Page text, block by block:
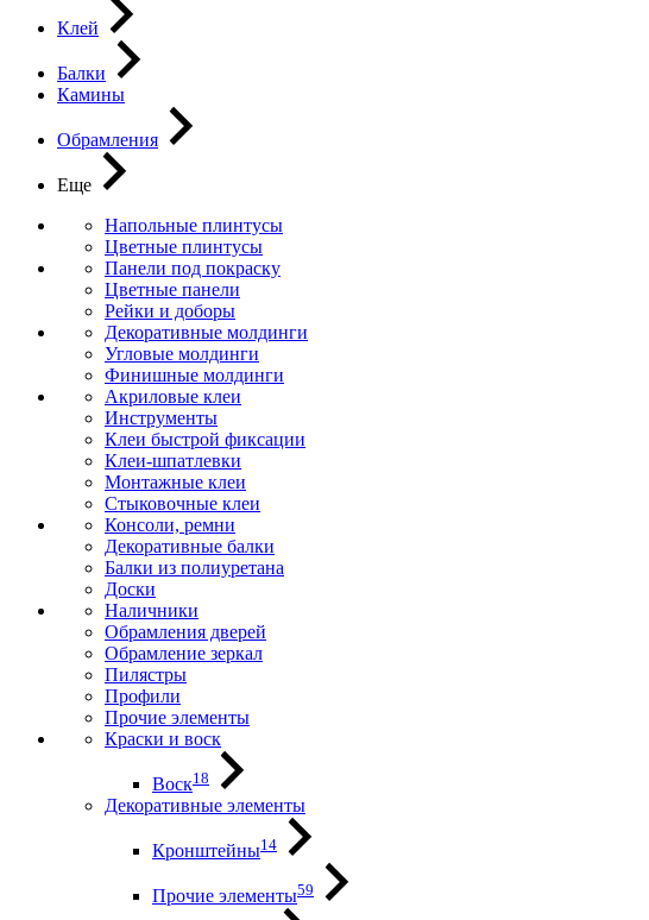
Клей
Балки
Камины
Обрамления
Еще
Напольные плинтусы
Цветные плинтусы
Панели под покраску
Цветные панели
Рейки и доборы
Декоративные молдинги
Угловые молдинги
Финишные молдинги
Акриловые клеи
Инструменты
Клеи быстрой фиксации
Клеи-шпатлевки
Монтажные клеи
Стыковочные клеи
Консоли, ремни
Декоративные балки
Балки из полиуретана
Доски
Наличники
Обрамления дверей
Обрамление зеркал
Пилястры
Профили
Прочие элементы
Краски и воск
Воск18
Декоративные элементы
Кронштейны14
Прочие элементы59